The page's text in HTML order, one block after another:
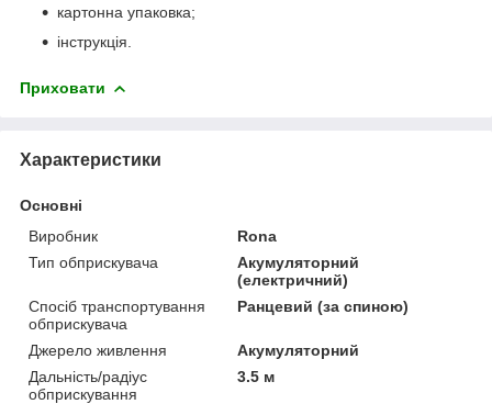
картонна упаковка;
інструкція.
Приховати
Характеристики
Основні
Виробник
Rona
Тип обприскувача
Акумуляторний
(електричний)
Спосіб транспортування
обприскувача
Ранцевий (за спиною)
Джерело живлення
Акумуляторний
Дальність/радіус
обприскування
3.5 м